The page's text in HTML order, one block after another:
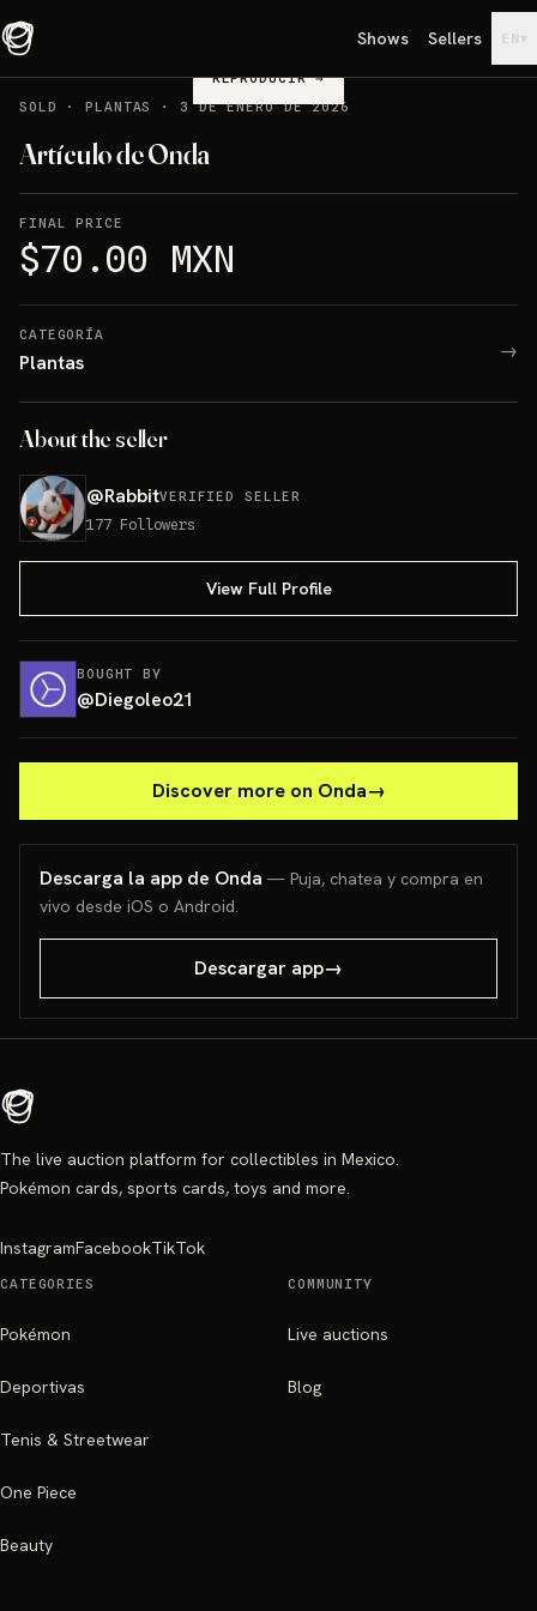
Shows Sellers EN ▾
REPRODUCIR→
SOLD
·PLANTAS · 3 DE ENERO DE 2026
Artículo de Onda
FINAL PRICE
$70.00 MXN
CATEGORÍA
Plantas →
About the seller
@RabbitVERIFIED SELLER
177 Followers
View Full Profile
BOUGHT BY
@Diegoleo21
Discover more on Onda→
Descarga la app de Onda — Puja, chatea y compra en
vivo desde iOS o Android.
Descargar app→
The live auction platform for collectibles in Mexico.
Pokémon cards, sports cards, toys and more.
InstagramFacebookTikTok
CATEGORIES
Pokémon
Deportivas
Tenis & Streetwear
One Piece
Beauty
COMMUNITY
Live auctions
Blog